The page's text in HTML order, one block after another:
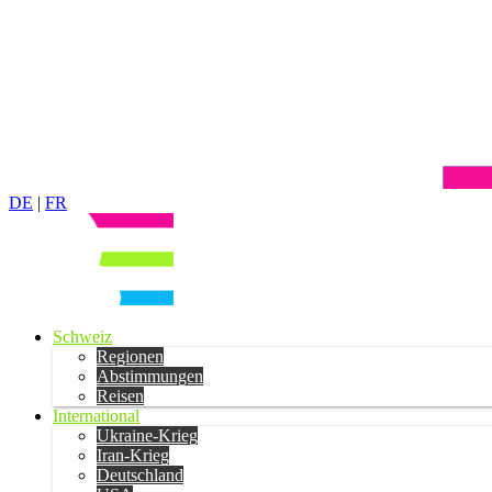
DE | FR
Schweiz
Regionen
Abstimmungen
Reisen
International
Ukraine-Krieg
Iran-Krieg
Deutschland